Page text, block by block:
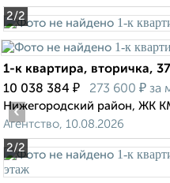
2/2
2/2
1-к квартира, вторичка,
10 038 384 ₽ 273 600 ₽ за
Нижегородский район, ЖК
Агентство, 10.08.2026
‹